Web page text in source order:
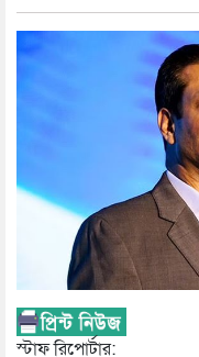
স্টাফ রিপোর্টার: